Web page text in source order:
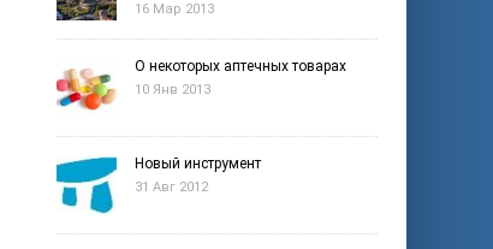
16 Мар 2013
О некоторых аптечных товарах
10 Янв 2013
Новый инструмент
31 Авг 2012